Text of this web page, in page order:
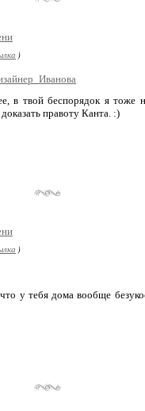
)
в твой беспорядок я тоже
правоту Канта. :)
)
у тебя дома вообще